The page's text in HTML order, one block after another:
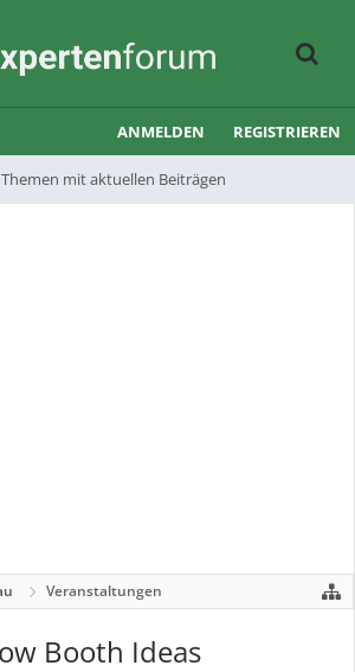
Themen mit aktuellen Beiträgen
ANMELDEN REGISTRIEREN
Veranstaltungen
Booth Ideas